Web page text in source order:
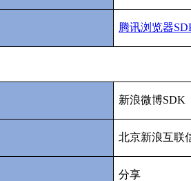
腾讯浏览器
新浪微博SDK
北京新浪互联
分享